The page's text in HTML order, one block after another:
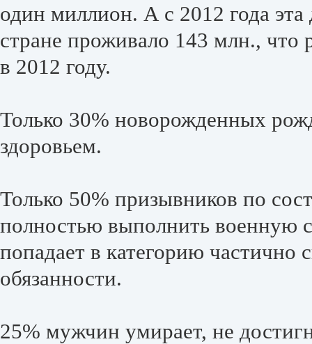
один миллион. А с 2012 года
стране проживало 143 млн.,
в 2012 году.
Только 30% новорожденных
здоровьем.
Только 50% призывников по
полностью выполнить военную
попадает в категорию
обязанности.
25% мужчин умирает, не